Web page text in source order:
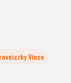
Vince